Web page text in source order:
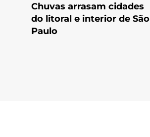
Chuvas arrasam cidades
do litoral e interior de São
Paulo